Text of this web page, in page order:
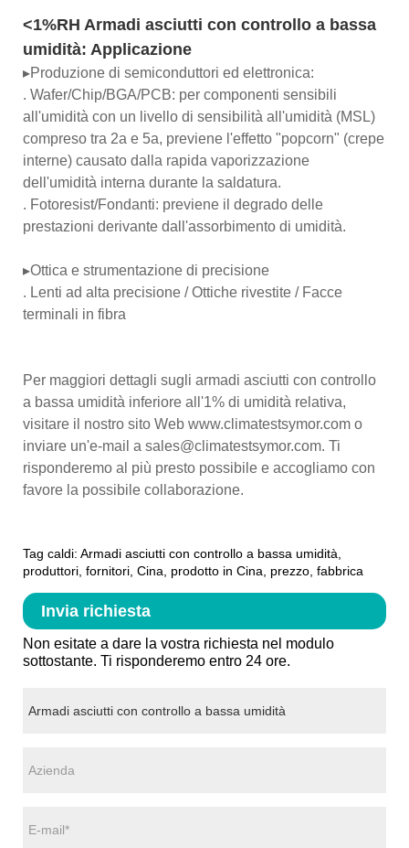
<1%RH Armadi asciutti con controllo a bassa
umidità: Applicazione
▸Produzione di semiconduttori ed elettronica:
. Wafer/Chip/BGA/PCB: per componenti sensibili
all'umidità con un livello di sensibilità all'umidità (MSL)
compreso tra 2a e 5a, previene l'effetto "popcorn" (crepe
interne) causato dalla rapida vaporizzazione
dell'umidità interna durante la saldatura.
. Fotoresist/Fondanti: previene il degrado delle
prestazioni derivante dall'assorbimento di umidità.
▸Ottica e strumentazione di precisione
. Lenti ad alta precisione / Ottiche rivestite / Facce
terminali in fibra
Per maggiori dettagli sugli armadi asciutti con controllo
a bassa umidità inferiore all'1% di umidità relativa,
visitare il nostro sito Web www.climatestsymor.com o
inviare un'e-mail a sales@climatestsymor.com. Ti
risponderemo al più presto possibile e accogliamo con
favore la possibile collaborazione.
Tag caldi: Armadi asciutti con controllo a bassa umidità,
produttori, fornitori, Cina, prodotto in Cina, prezzo, fabbrica
Invia richiesta
Non esitate a dare la vostra richiesta nel modulo
sottostante. Ti risponderemo entro 24 ore.